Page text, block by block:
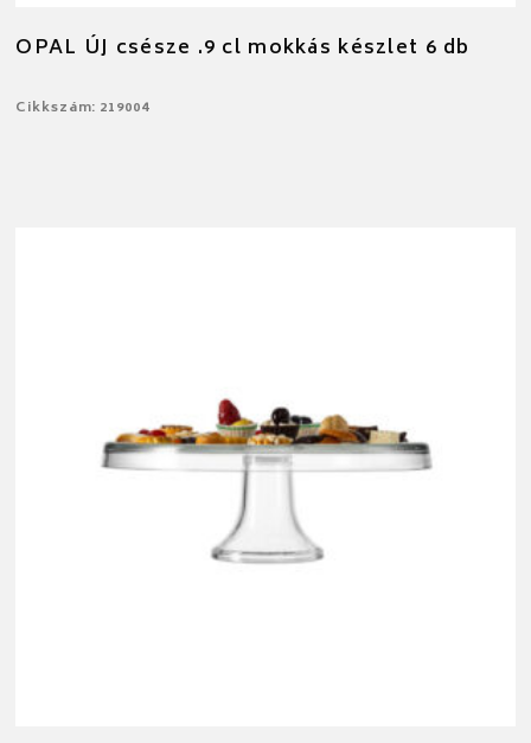
OPAL ÚJ csésze .9 cl mokkás készlet 6 db
Cikkszám: 219004